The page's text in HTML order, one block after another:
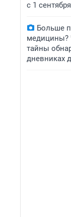
с 1 сентября
Больше
медицины?
тайны
дневниках